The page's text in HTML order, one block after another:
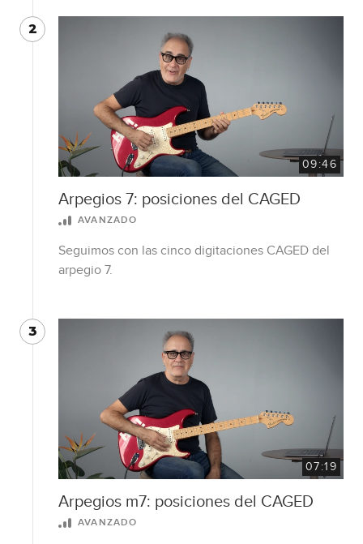
2
09:46
Arpegios 7: posiciones del CAGED
AVANZADO
Seguimos con las cinco digitaciones CAGED del
arpegio 7.
3
07:19
Arpegios m7: posiciones del CAGED
AVANZADO